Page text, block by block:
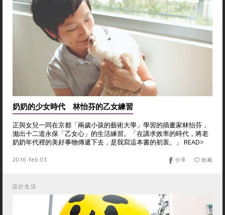
奶奶的少女時代 林怡芬的乙女練習
正與女兒一同在京都「兩歲小孩的藝術大學」學習的插畫家林怡芬，
拋出十二道永保「乙女心」的生活練習。「在講求效率的時代，將老
奶奶年代裡的美好事物傳遞下去，是我寫這本書的初衷。」 READ>
2016 Feb 03 收藏
分享
設計生活